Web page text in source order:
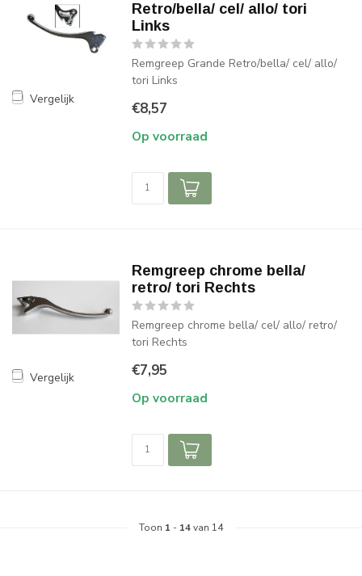
Vergelijk
Retro/bella/ cel/ allo/ tori
Links
Remgreep Grande Retro/bella/ cel/ allo/
tori Links
€8,57
Op voorraad
Vergelijk
Remgreep chrome bella/
retro/ tori Rechts
Remgreep chrome bella/ cel/ allo/ retro/
tori Rechts
€7,95
Op voorraad
Toon 1 - 14van 14